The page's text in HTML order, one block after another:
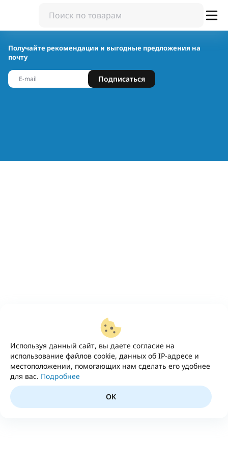
Используя данный сайт, вы даете согласие на
использование файлов cookie, данных об IP-адресе и
местоположении, помогающих нам сделать его удобнее
для вас. Подробнее
OK
Получайте рекомендации и выгодные предложения на
почту
Подписаться